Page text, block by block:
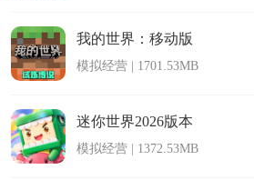
我的世界：移动版
模拟经营 | 1701.53MB
迷你世界2026版本
模拟经营 | 1372.53MB